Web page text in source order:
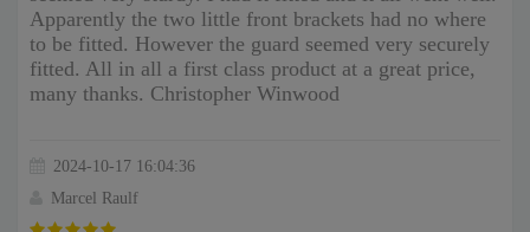
Apparently the two little front brackets had no where
to be fitted. However the guard seemed very securely
fitted. All in all a first class product at a great price,
many thanks. Christopher Winwood
2024-10-17 16:04:36
Marcel Raulf